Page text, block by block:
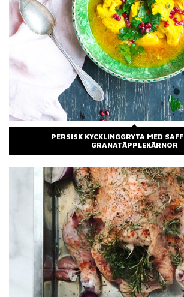
PERSISK KYCKLINGGRYTA MED
GRANATÄPPLEKÄRNOR